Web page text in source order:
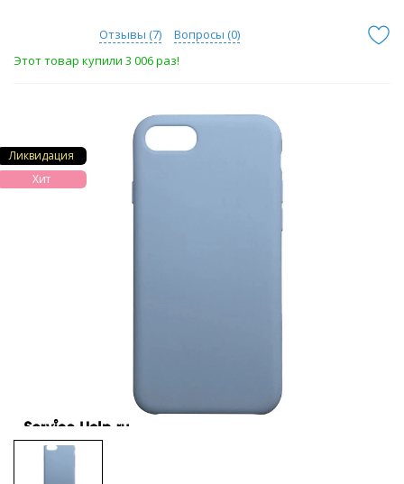
Отзывы (7) Вопросы (0)
Этот товар купили 3 006 раз!
Ликвидация
Хит